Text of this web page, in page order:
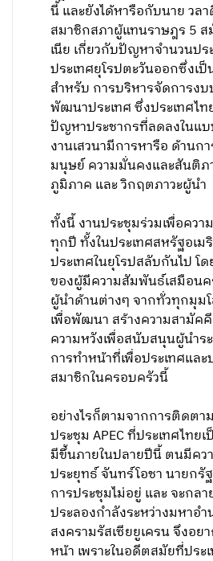
นี้ และยังได้หารือกับนาย วลา
สมาชิกสภาผู้แทนราษฎร 5 ส
เนีย เกี่ยวกับปัญหาจำนวนป
ประเทศยุโรปตะวันออกซึ่งเ
สำหรับ การบริหารจัดการง
พัฒนาประเทศ ซึ่งประเทศไ
ปัญหาประชากรที่ลดลงในแบ
งานเสวนามีการหารือ ด้านก
มนุษย์ ความมั่นคงและสันติภ
ภูมิภาค และ วิกฤตภาวะผู้นำ
ทั้งนี้ งานประชุมร่วมเพื่อคว
ทุกปี ทั้งในประเทศสหรัฐอเม
ประเทศในยุโรปสลับกันไป โ
ของผู้มีความสัมพันธ์เสมือน
ผู้นำด้านต่างๆ จากทั่วทุกมุม
เพื่อพัฒนา สร้างความสามัค
ความหวังเพื่อสนับสนุนผู้นำร
การทำหน้าที่เพื่อประเทศแล
สมาชิกในครอบครัวนี้
อย่างไรก็ตามจากการติดต
ประชุม APEC ที่ประเทศไทย
มีขึ้นภายในปลายปีนี้ ตนมีคว
ประยุทธ์ จันทร์โอชา นายก
การประชุมไม่อยู่ และ จะกล
ประลองกำลังระหว่างมหาอำ
สงครามรัสเซียยูเครน จึงอย
หน้า เพราะในอดีตสมัยที่ประ